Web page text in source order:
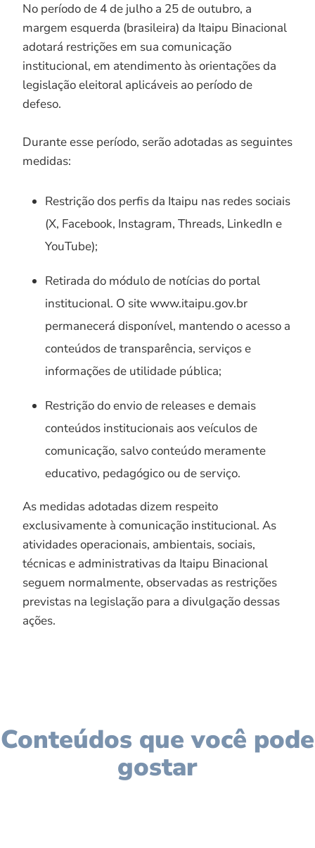
No período de 4 de julho a 25 de outubro, a
margem esquerda (brasileira) da Itaipu Binacional
adotará restrições em sua comunicação
institucional, em atendimento às orientações da
legislação eleitoral aplicáveis ao período de
defeso.
Durante esse período, serão adotadas as seguintes
medidas:
Restrição dos perfis da Itaipu nas redes sociais
(X, Facebook, Instagram, Threads, LinkedIn e
YouTube);
Retirada do módulo de notícias do portal
institucional. O site www.itaipu.gov.br
permanecerá disponível, mantendo o acesso a
conteúdos de transparência, serviços e
informações de utilidade pública;
Restrição do envio de releases e demais
conteúdos institucionais aos veículos de
comunicação, salvo conteúdo meramente
educativo, pedagógico ou de serviço.
As medidas adotadas dizem respeito
exclusivamente à comunicação institucional. As
atividades operacionais, ambientais, sociais,
técnicas e administrativas da Itaipu Binacional
seguem normalmente, observadas as restrições
previstas na legislação para a divulgação dessas
ações.
Conteúdos que você pode
gostar